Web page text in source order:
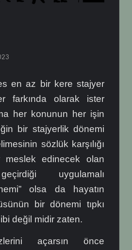
en az bir kere stajyer
farkında olarak ister
her konunun her işin
bir stajyerlik dönemi
sözlük karşılığı
meslek edinecek olan
uygulamalı
olsa da hayatın
bir dönemi tıpkı
değil midir zaten.
açarsın önce